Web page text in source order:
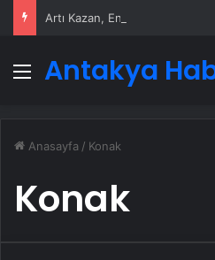
Menü
Antakya
Anasayfa / Konak
Konak